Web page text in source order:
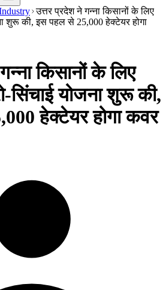
उत्तर प्रदेश ने गन्ना किसानों के लिए
शुरू की, इस पहल से 25,000 हेक्टेयर होगा
किसानों के लिए
सिंचाई योजना शुरू की,
हेक्टेयर होगा कवर